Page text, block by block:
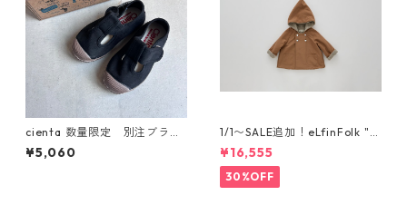
cienta 数量限定 別注ブラウ
ンソール Tストラップ シュー
ズ Negro
¥5,060
1/1〜SALE追加！eLfinFolk "el
f coat" (milky brown) 110 12
0 130
¥16,555
30%OFF